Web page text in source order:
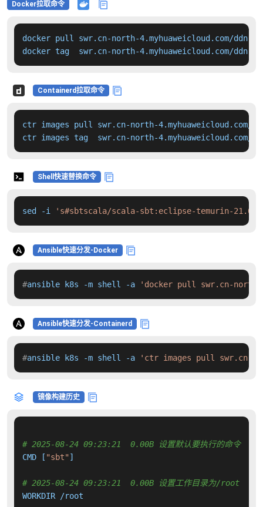
Docker拉取命令
docker pull swr.cn-north-4.myhuaweicloud.com/
docker tag  swr.cn-north-4.myhuaweicloud.com/
Containerd拉取命令
ctr images pull swr.cn-north-4.myhuaweicloud.com/
ctr images tag  swr.cn-north-
Shell快速替换命令
sed -i 's#sbtscala/scala-sbt:eclipse-temurin-
Ansible快速分发-Docker
#ansible k8s -m shell -a 'docker pull swr.cn-north-
Ansible快速分发-Containerd
#ansible k8s -m shell -a 'ctr images pull swr.cn-
镜像构建历史
# 2025-08-24 09:23:21  0.00B 设置默认要执行的命令
CMD [ "sbt" ]
# 2025-08-24 09:23:21  0.00B 设置工作目录为/root
WORKDIR /root